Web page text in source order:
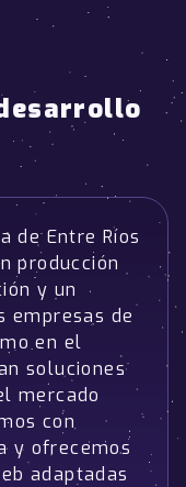
de Entre Ríos
producción
y un
empresas de
en el
soluciones
mercado
con
y ofrecemos
adaptadas